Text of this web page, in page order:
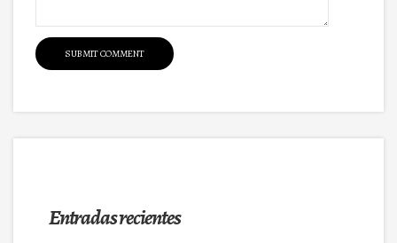
Entradas recientes